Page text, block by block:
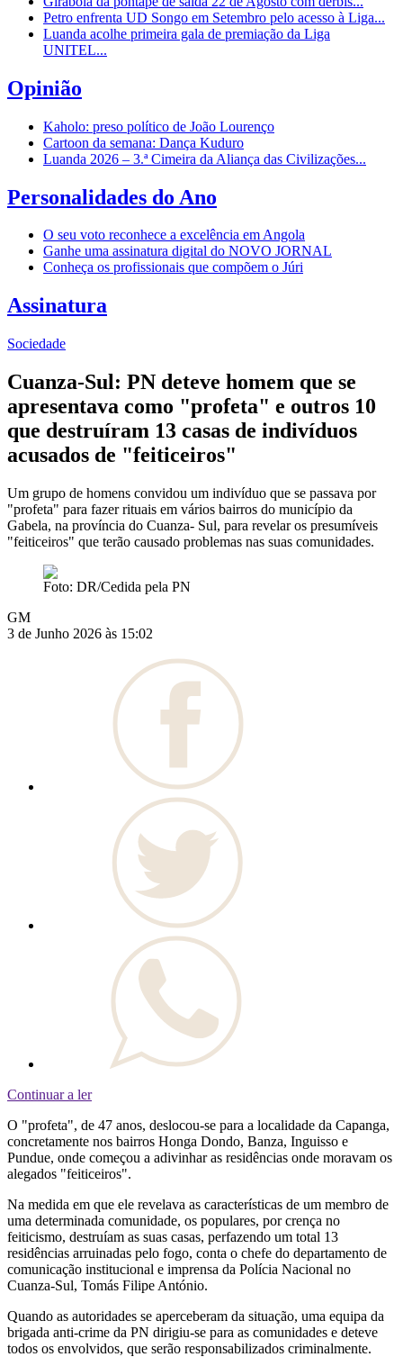
Petro enfrenta UD Songo em Setembro pelo acesso à Liga...
Luanda acolhe primeira gala de premiação da Liga
UNITEL...
Opinião
Kaholo: preso político de João Lourenço
Cartoon da semana: Dança Kuduro
Luanda 2026 – 3.ª Cimeira da Aliança das Civilizações...
Personalidades do Ano
O seu voto reconhece a excelência em Angola
Ganhe uma assinatura digital do NOVO JORNAL
Conheça os profissionais que compõem o Júri
Assinatura
Sociedade
Cuanza-Sul: PN deteve homem que se
apresentava como "profeta" e outros 10
que destruíram 13 casas de indivíduos
acusados de "feiticeiros"
Um grupo de homens convidou um indivíduo que se passava por
"profeta" para fazer rituais em vários bairros do município da
Gabela, na província do Cuanza- Sul, para revelar os presumíveis
"feiticeiros" que terão causado problemas nas suas comunidades.
Foto: DR/Cedida pela PN
GM
3 de Junho 2026 às 15:02
Continuar a ler
O "profeta", de 47 anos, deslocou-se para a localidade da Capanga,
concretamente nos bairros Honga Dondo, Banza, Inguisso e
Pundue, onde começou a adivinhar as residências onde moravam os
alegados "feiticeiros".
Na medida em que ele revelava as características de um membro de
uma determinada comunidade, os populares, por crença no
feiticismo, destruíam as suas casas, perfazendo um total 13
residências arruinadas pelo fogo, conta o chefe do departamento de
comunicação institucional e imprensa da Polícia Nacional no
Cuanza-Sul, Tomás Filipe António.
Quando as autoridades se aperceberam da situação, uma equipa da
brigada anti-crime da PN dirigiu-se para as comunidades e deteve
todos os envolvidos, que serão responsabilizados criminalmente.